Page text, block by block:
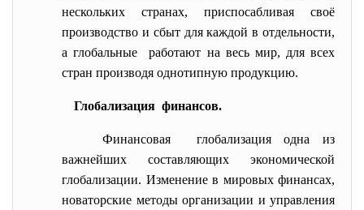
нескольких странах, приспосабливая своё
производство и сбыт для каждой в отдельности,
а глобальные работают на весь мир, для всех
стран производя однотипную продукцию.
Глобализация финансов.
Финансовая глобализация одна из
важнейших составляющих экономической
глобализации. Изменение в мировых финансах,
новаторские методы организации и управления